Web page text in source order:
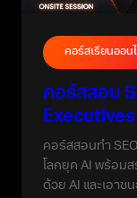
คอร์สเรียนออน
คอร์สสอน
Executives
คอร์สสอนทำ
โลกยุค AI พร้อม
ด้วย AI และเอาช